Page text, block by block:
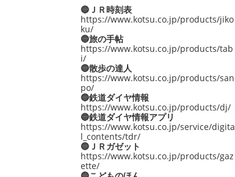
🔵ＪＲ時刻表
https://www.kotsu.co.jp/products/jiko
ku/
🔵旅の手帖
https://www.kotsu.co.jp/products/tab
i/
🔵散歩の達人
https://www.kotsu.co.jp/products/san
po/
🔵鉄道ダイヤ情報
https://www.kotsu.co.jp/products/dj/
🔵鉄道ダイヤ情報アプリ
https://www.kotsu.co.jp/service/digita
l_contents/tdr/
🔵ＪＲガゼット
https://www.kotsu.co.jp/products/gaz
ette/